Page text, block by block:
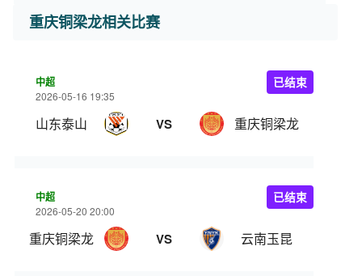
重庆铜梁龙相关比赛
中超
2026-05-16 19:35
山东泰山 VS 重庆铜梁龙
已结束
中超
2026-05-20 20:00
重庆铜梁龙 VS 云南玉昆
已结束